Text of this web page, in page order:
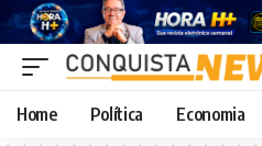
Home Política Economia